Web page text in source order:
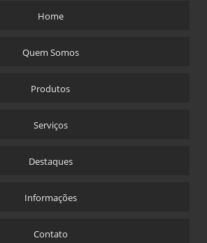
Home
Quem Somos
Produtos
Serviços
Destaques
Informações
Contato